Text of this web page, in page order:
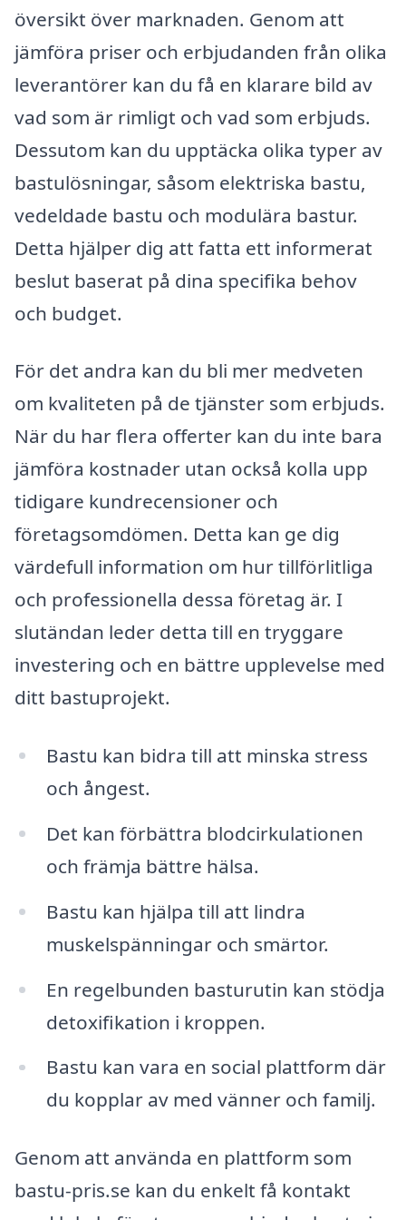
översikt över marknaden. Genom att
jämföra priser och erbjudanden från olika
leverantörer kan du få en klarare bild av
vad som är rimligt och vad som erbjuds.
Dessutom kan du upptäcka olika typer av
bastulösningar, såsom elektriska bastu,
vedeldade bastu och modulära bastur.
Detta hjälper dig att fatta ett informerat
beslut baserat på dina specifika behov
och budget.
För det andra kan du bli mer medveten
om kvaliteten på de tjänster som erbjuds.
När du har flera offerter kan du inte bara
jämföra kostnader utan också kolla upp
tidigare kundrecensioner och
företagsomdömen. Detta kan ge dig
värdefull information om hur tillförlitliga
och professionella dessa företag är. I
slutändan leder detta till en tryggare
investering och en bättre upplevelse med
ditt bastuprojekt.
Bastu kan bidra till att minska stress
och ångest.
Det kan förbättra blodcirkulationen
och främja bättre hälsa.
Bastu kan hjälpa till att lindra
muskelspänningar och smärtor.
En regelbunden basturutin kan stödja
detoxifikation i kroppen.
Bastu kan vara en social plattform där
du kopplar av med vänner och familj.
Genom att använda en plattform som
bastu-pris.se kan du enkelt få kontakt